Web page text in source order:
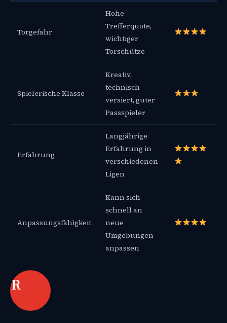
Torgefahr
Hohe
Trefferquote,
wichtiger
Torschütze
Spielerische Klasse
Kreativ,
technisch
versiert, guter
Passspieler
Erfahrung
Langjährige
Erfahrung in
verschiedenen
Ligen
Anpassungsfähigkeit
Kann sich
schnell an
neue
Umgebungen
anpassen
R